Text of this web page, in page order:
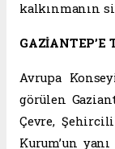
kalkınmanın
Avrupa
görülen
Çevre,
Kurum’un